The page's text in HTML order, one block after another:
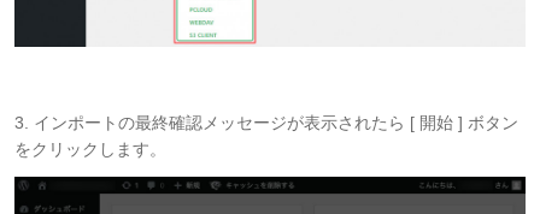
3. インポートの最終確認メッセージが表示されたら [ 開始 ] ボタン
をクリックします。